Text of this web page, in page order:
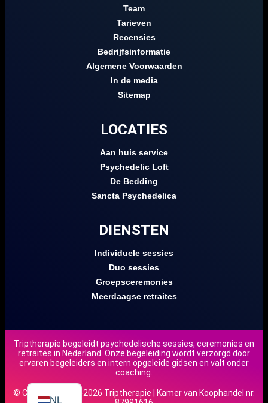
Team
Tarieven
Recensies
Bedrijfsinformatie
Algemene Voorwaarden
In de media
Sitemap
LOCATIES
Aan huis service
Psychedelic Loft
De Bedding
Sancta Psychedelica
DIENSTEN
Individuele sessies
Duo sessies
Groepsceremonies
Meerdaagse retraites
Triptherapie begeleidt psychedelische sessies, ceremonies en
retraites in Nederland. Onze begeleiding wordt verzorgd door
ervaren begeleiders en intern opgeleide gidsen en valt onder
coaching.
© Copyright 2018-2026 Triptherapie | Kamer van Koophandel nr.
NL
EN
DE